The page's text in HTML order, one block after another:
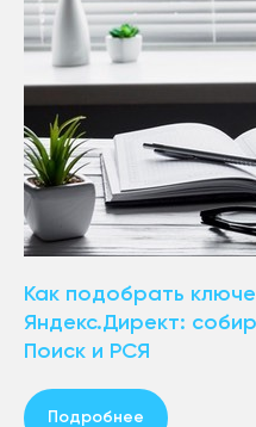
Как подобрать
Яндекс.Директ:
Поиск и РСЯ
Подробнее